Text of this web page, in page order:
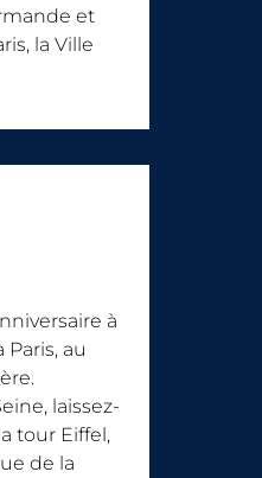
et
la Ville
à
au
laissez-
tour Eiffel,
de la